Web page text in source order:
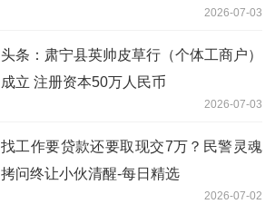
2026-07-03
头条：肃宁县英帅皮草行（个体工商户）
成立 注册资本50万人民币
2026-07-03
找工作要贷款还要取现交7万？民警灵魂
拷问终让小伙清醒-每日精选
2026-07-02